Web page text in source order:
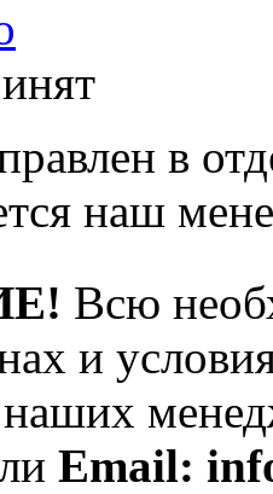
в
наш
Всю
и
наших
Email: